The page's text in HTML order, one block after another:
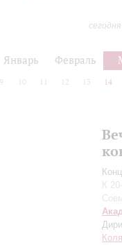
Январь Февраль
9 10 12 13 14
К